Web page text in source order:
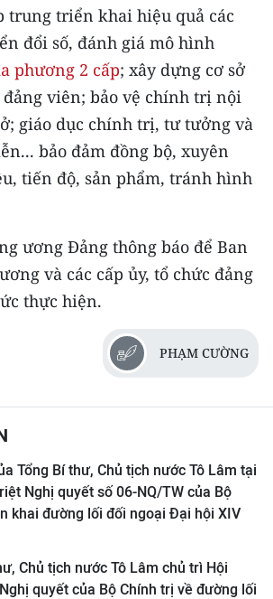
trung triển khai hiệu quả các
đổi số, đánh giá mô hình
phương 2 cấp; xây dựng cơ sở
viên; bảo vệ chính trị nội
giáo dục chính trị, tư tưởng và
bảo đảm đồng bộ, xuyên
tiến độ, sản phẩm, tránh hình
ương Đảng thông báo để Ban
và các cấp ủy, tổ chức đảng
thực hiện.
PHẠM CƯỜNG
Tổng Bí thư, Chủ tịch nước Tô Lâm tại
Nghị quyết số 06-NQ/TW của Bộ
khai đường lối đối ngoại Đại hội XIV
Chủ tịch nước Tô Lâm chủ trì Hội
quyết của Bộ Chính trị về đường lối